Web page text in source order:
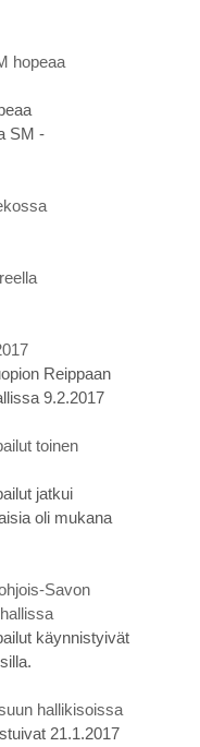
hopeaa
SM -
Reippaan
9.2.2017
toinen
jatkui
oli mukana
Savon
käynnistyivät
hallikisoissa
21.1.2017